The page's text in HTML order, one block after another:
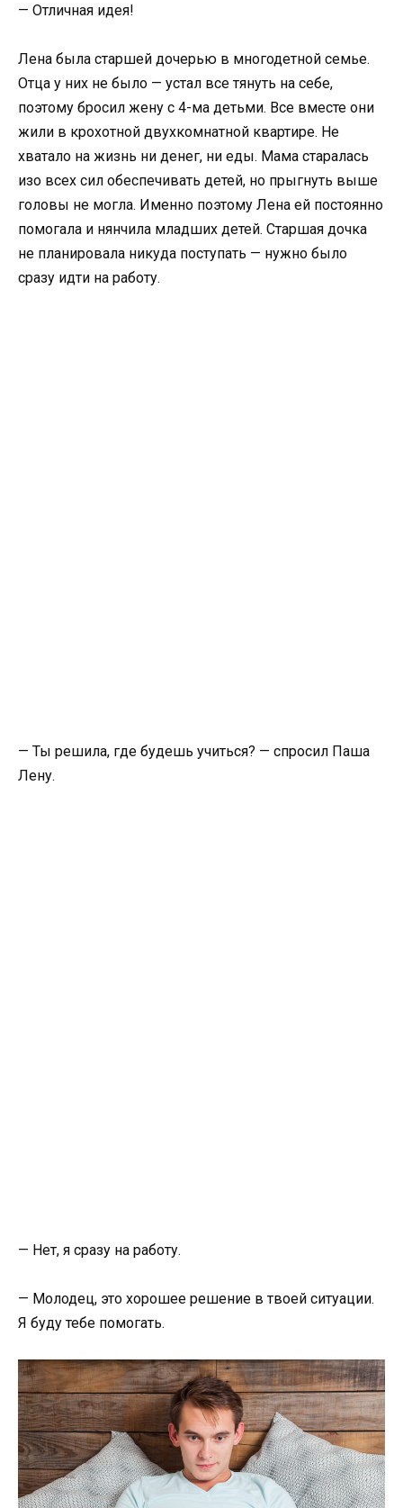
— Отличная идея!
Лена была старшей дочерью в многодетной семье.
Отца у них не было — устал все тянуть на себе,
поэтому бросил жену с 4-ма детьми. Все вместе они
жили в крохотной двухкомнатной квартире. Не
хватало на жизнь ни денег, ни еды. Мама старалась
изо всех сил обеспечивать детей, но прыгнуть выше
головы не могла. Именно поэтому Лена ей постоянно
помогала и нянчила младших детей. Старшая дочка
не планировала никуда поступать — нужно было
сразу идти на работу.
— Ты решила, где будешь учиться? — спросил Паша
Лену.
— Нет, я сразу на работу.
— Молодец, это хорошее решение в твоей ситуации.
Я буду тебе помогать.